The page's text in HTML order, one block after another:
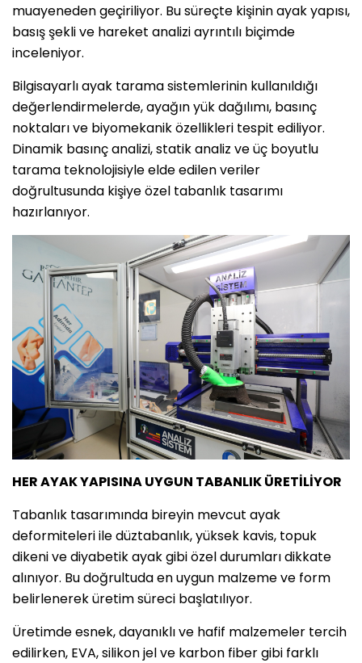
muayeneden geçiriliyor. Bu süreçte kişinin ayak yapısı,
basış şekli ve hareket analizi ayrıntılı biçimde
inceleniyor.
Bilgisayarlı ayak tarama sistemlerinin kullanıldığı
değerlendirmelerde, ayağın yük dağılımı, basınç
noktaları ve biyomekanik özellikleri tespit ediliyor.
Dinamik basınç analizi, statik analiz ve üç boyutlu
tarama teknolojisiyle elde edilen veriler
doğrultusunda kişiye özel tabanlık tasarımı
hazırlanıyor.
HER AYAK YAPISINA UYGUN TABANLIK ÜRETİLİYOR
Tabanlık tasarımında bireyin mevcut ayak
deformiteleri ile düztabanlık, yüksek kavis, topuk
dikeni ve diyabetik ayak gibi özel durumları dikkate
alınıyor. Bu doğrultuda en uygun malzeme ve form
belirlenerek üretim süreci başlatılıyor.
Üretimde esnek, dayanıklı ve hafif malzemeler tercih
edilirken, EVA, silikon jel ve karbon fiber gibi farklı